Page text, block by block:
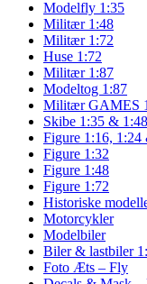
Modelfly 1:35
Militær 1:48
Militær 1:72
Huse 1:72
Militær 1:87
Modeltog 1:87
Militær GAMES
Skibe 1:35 & 1:48
Figure 1:16, 1:24
Figure 1:32
Figure 1:48
Figure 1:72
Historiske
Motorcykler
Modelbiler
Biler & lastbiler
Foto Æts – Fly